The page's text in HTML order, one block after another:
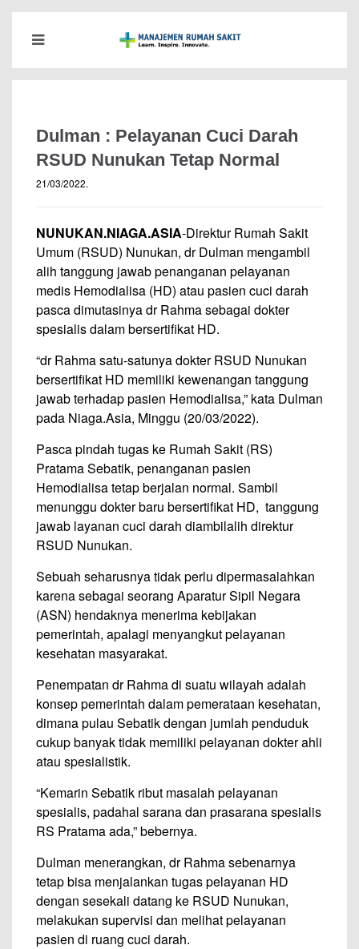
Dulman : Pelayanan Cuci Darah
RSUD Nunukan Tetap Normal
21/03/2022.
NUNUKAN.NIAGA.ASIA-Direktur Rumah Sakit
Umum (RSUD) Nunukan, dr Dulman mengambil
alih tanggung jawab penanganan pelayanan
medis Hemodialisa (HD) atau pasien cuci darah
pasca dimutasinya dr Rahma sebagai dokter
spesialis dalam bersertifikat HD.
“dr Rahma satu-satunya dokter RSUD Nunukan
bersertifikat HD memiliki kewenangan tanggung
jawab terhadap pasien Hemodialisa,” kata Dulman
pada Niaga.Asia, Minggu (20/03/2022).
Pasca pindah tugas ke Rumah Sakit (RS)
Pratama Sebatik, penanganan pasien
Hemodialisa tetap berjalan normal. Sambil
menunggu dokter baru bersertifikat HD, tanggung
jawab layanan cuci darah diambilalih direktur
RSUD Nunukan.
Sebuah seharusnya tidak perlu dipermasalahkan
karena sebagai seorang Aparatur Sipil Negara
(ASN) hendaknya menerima kebijakan
pemerintah, apalagi menyangkut pelayanan
kesehatan masyarakat.
Penempatan dr Rahma di suatu wilayah adalah
konsep pemerintah dalam pemerataan kesehatan,
dimana pulau Sebatik dengan jumlah penduduk
cukup banyak tidak memiliki pelayanan dokter ahli
atau spesialistik.
“Kemarin Sebatik ribut masalah pelayanan
spesialis, padahal sarana dan prasarana spesialis
RS Pratama ada,” bebernya.
Dulman menerangkan, dr Rahma sebenarnya
tetap bisa menjalankan tugas pelayanan HD
dengan sesekali datang ke RSUD Nunukan,
melakukan supervisi dan melihat pelayanan
pasien di ruang cuci darah.